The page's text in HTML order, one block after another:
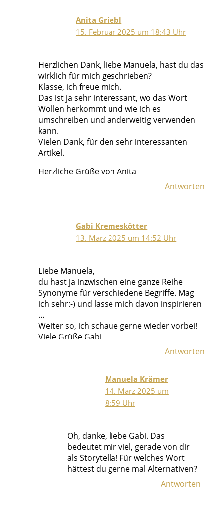
Anita Griebl
15. Februar 2025 um 18:43 Uhr
Herzlichen Dank, liebe Manuela, hast du das
wirklich für mich geschrieben?
Klasse, ich freue mich.
Das ist ja sehr interessant, wo das Wort
Wollen herkommt und wie ich es
umschreiben und anderweitig verwenden
kann.
Vielen Dank, für den sehr interessanten
Artikel.
Herzliche Grüße von Anita
Antworten
Gabi Kremeskötter
13. März 2025 um 14:52 Uhr
Liebe Manuela,
du hast ja inzwischen eine ganze Reihe
Synonyme für verschiedene Begriffe. Mag
ich sehr:-) und lasse mich davon inspirieren
…
Weiter so, ich schaue gerne wieder vorbei!
Viele Grüße Gabi
Antworten
Manuela Krämer
14. März 2025 um
8:59 Uhr
Oh, danke, liebe Gabi. Das
bedeutet mir viel, gerade von dir
als Storytella! Für welches Wort
hättest du gerne mal Alternativen?
Antworten